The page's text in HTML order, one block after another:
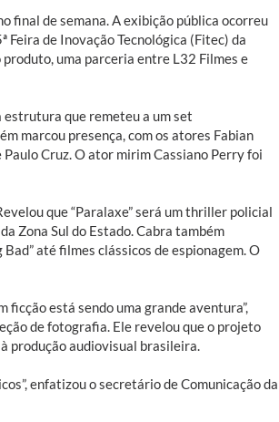
final de semana. A exibição pública ocorreu
Feira de Inovação Tecnológica (Fitec) da
produto, uma parceria entre L32 Filmes e
estrutura que remeteu a um set
marcou presença, com os atores Fabian
Cruz. O ator mirim Cassiano Perry foi
que “Paralaxe” será um thriller policial
Zona Sul do Estado. Cabra também
até filmes clássicos de espionagem. O
está sendo uma grande aventura”,
de fotografia. Ele revelou que o projeto
produção audiovisual brasileira.
enfatizou o secretário de Comunicação da